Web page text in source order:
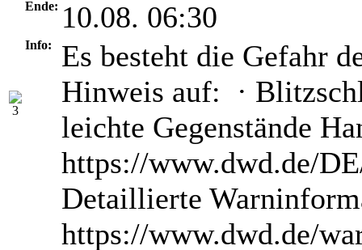
Ende: 10.08. 06:30
Info:
Es besteht die Gefahr
Hinweis auf: ·
leichte Gegenstände
https://www.dwd.de/
Detaillierte
https://www.dwd.de/